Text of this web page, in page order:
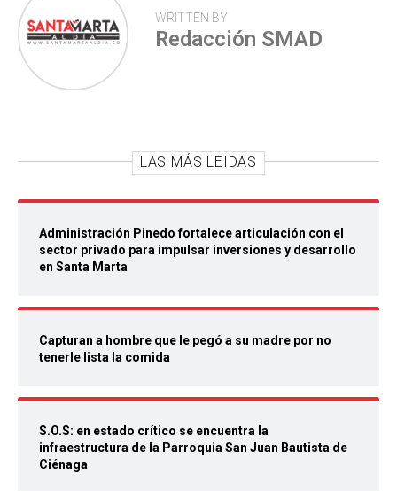
WRITTEN BY
Redacción SMAD
LAS MÁS LEIDAS
Administración Pinedo fortalece articulación con el
sector privado para impulsar inversiones y desarrollo
en Santa Marta
Capturan a hombre que le pegó a su madre por no
tenerle lista la comida
S.O.S: en estado crítico se encuentra la
infraestructura de la Parroquia San Juan Bautista de
Ciénaga